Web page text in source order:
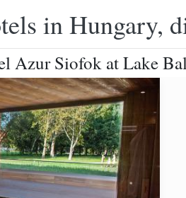
in Hungary,
Azur Siofok at Lake